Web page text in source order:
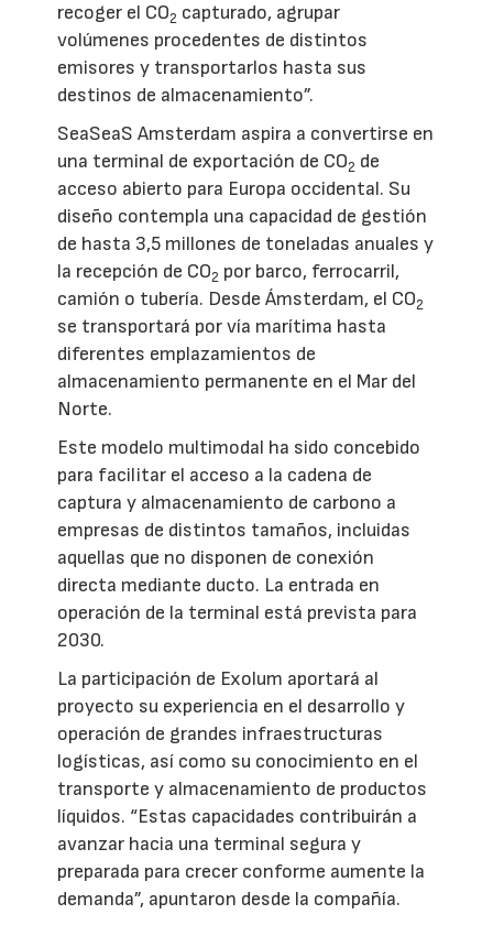
recoger el CO2 capturado, agrupar
volúmenes procedentes de distintos
emisores y transportarlos hasta sus
destinos de almacenamiento”.
SeaSeaS Amsterdam aspira a convertirse en
una terminal de exportación de CO2 de
acceso abierto para Europa occidental. Su
diseño contempla una capacidad de gestión
de hasta 3,5 millones de toneladas anuales y
la recepción de CO2 por barco, ferrocarril,
camión o tubería. Desde Ámsterdam, el CO2
se transportará por vía marítima hasta
diferentes emplazamientos de
almacenamiento permanente en el Mar del
Norte.
Este modelo multimodal ha sido concebido
para facilitar el acceso a la cadena de
captura y almacenamiento de carbono a
empresas de distintos tamaños, incluidas
aquellas que no disponen de conexión
directa mediante ducto. La entrada en
operación de la terminal está prevista para
2030.
La participación de Exolum aportará al
proyecto su experiencia en el desarrollo y
operación de grandes infraestructuras
logísticas, así como su conocimiento en el
transporte y almacenamiento de productos
líquidos. “Estas capacidades contribuirán a
avanzar hacia una terminal segura y
preparada para crecer conforme aumente la
demanda”, apuntaron desde la compañía.